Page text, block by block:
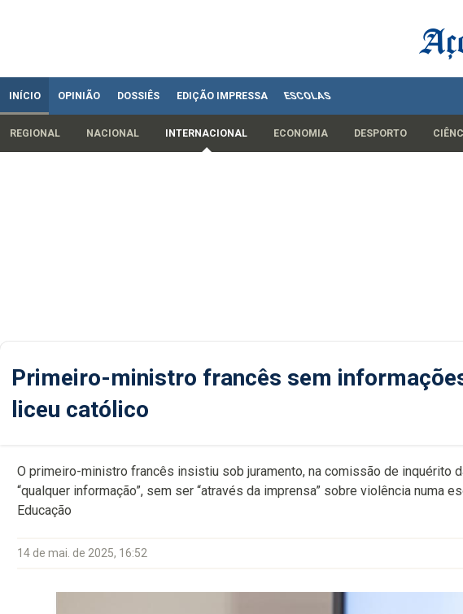
INÍCIO OPINIÃO DOSSIÊS EDIÇÃO IMPRESSA ESCOLAS
REGIONAL NACIONAL INTERNACIONAL ECONOMIA DESPORTO
Primeiro-ministro francês sem
liceu católico
O primeiro-ministro francês insistiu sob juramento, na comissão de inquérito
“qualquer informação”, sem ser “através da imprensa” sobre violência numa
Educação
14 de mai. de 2025, 16:52